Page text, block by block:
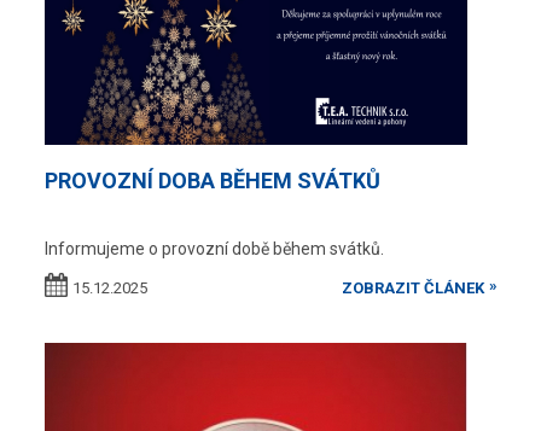
PROVOZNÍ DOBA BĚHEM SVÁTKŮ
Informujeme o provozní době během svátků.
15.12.2025 ZOBRAZIT ČLÁNEK